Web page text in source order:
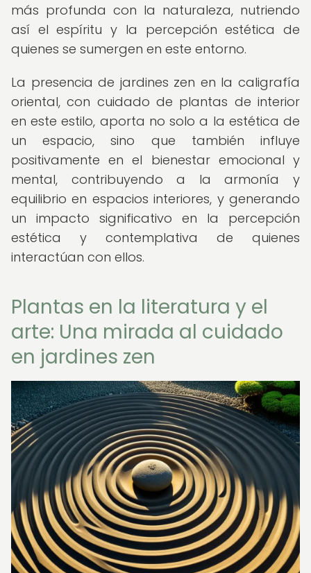
más profunda con la naturaleza, nutriendo
así el espíritu y la percepción estética de
quienes se sumergen en este entorno.
La presencia de jardines zen en la caligrafía
oriental, con cuidado de plantas de interior
en este estilo, aporta no solo a la estética de
un espacio, sino que también influye
positivamente en el bienestar emocional y
mental, contribuyendo a la armonía y
equilibrio en espacios interiores, y generando
un impacto significativo en la percepción
estética y contemplativa de quienes
interactúan con ellos.
Plantas en la literatura y el
arte: Una mirada al cuidado
en jardines zen